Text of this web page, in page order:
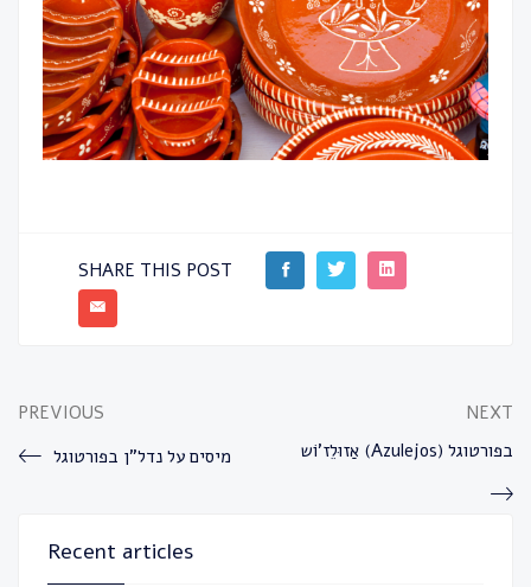
SHARE THIS POST
PREVIOUS
מיסים על נדל”ן בפורטוגל
NEXT
אַזוּלֵז’וֹש (Azulejos) בפורטוגל
Recent articles